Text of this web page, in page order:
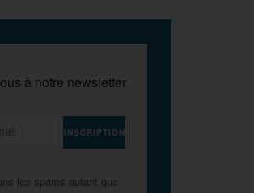
à notre newsletter
les spams autant que